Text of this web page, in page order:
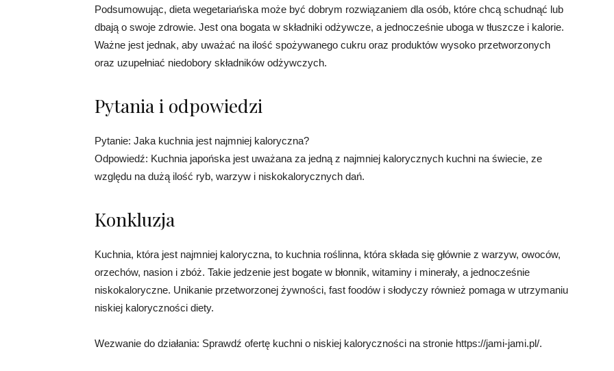
Podsumowując, dieta wegetariańska może być dobrym rozwiązaniem dla osób, które chcą schudnąć lub
dbają o swoje zdrowie. Jest ona bogata w składniki odżywcze, a jednocześnie uboga w tłuszcze i kalorie.
Ważne jest jednak, aby uważać na ilość spożywanego cukru oraz produktów wysoko przetworzonych
oraz uzupełniać niedobory składników odżywczych.
Pytania i odpowiedzi
Pytanie: Jaka kuchnia jest najmniej kaloryczna?
Odpowiedź: Kuchnia japońska jest uważana za jedną z najmniej kalorycznych kuchni na świecie, ze
względu na dużą ilość ryb, warzyw i niskokalorycznych dań.
Konkluzja
Kuchnia, która jest najmniej kaloryczna, to kuchnia roślinna, która składa się głównie z warzyw, owoców,
orzechów, nasion i zbóż. Takie jedzenie jest bogate w błonnik, witaminy i minerały, a jednocześnie
niskokaloryczne. Unikanie przetworzonej żywności, fast foodów i słodyczy również pomaga w utrzymaniu
niskiej kaloryczności diety.
Wezwanie do działania: Sprawdź ofertę kuchni o niskiej kaloryczności na stronie https://jami-jami.pl/.